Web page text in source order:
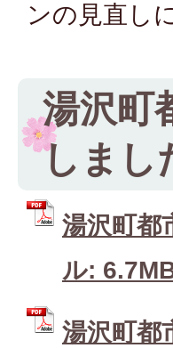
ンの見直し
湯沢町
しまし
湯沢町都
ル:
湯沢町都